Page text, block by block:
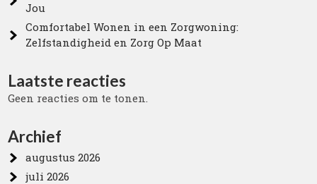
Jou
Comfortabel Wonen in een Zorgwoning:
Zelfstandigheid en Zorg Op Maat
Laatste reacties
Geen reacties om te tonen.
Archief
augustus 2026
juli 2026